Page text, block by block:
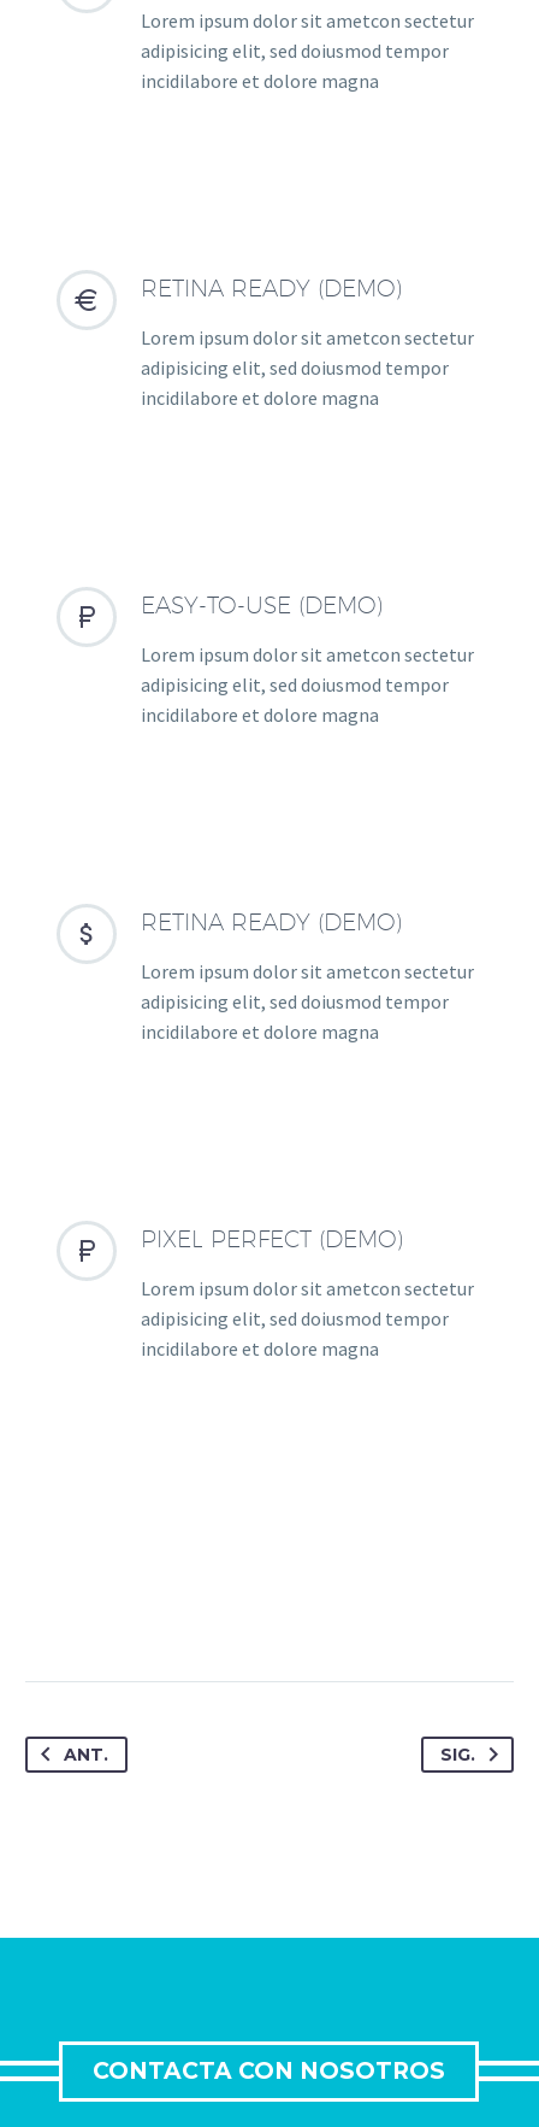
Lorem ipsum dolor sit ametcon sectetur
adipisicing elit, sed doiusmod tempor
incidilabore et dolore magna

 RETINA READY (DEMO)
Lorem ipsum dolor sit ametcon sectetur
adipisicing elit, sed doiusmod tempor
incidilabore et dolore magna

 EASY-TO-USE (DEMO)
Lorem ipsum dolor sit ametcon sectetur
adipisicing elit, sed doiusmod tempor
incidilabore et dolore magna

 RETINA READY (DEMO)
Lorem ipsum dolor sit ametcon sectetur
adipisicing elit, sed doiusmod tempor
incidilabore et dolore magna

 PIXEL PERFECT (DEMO)
Lorem ipsum dolor sit ametcon sectetur
adipisicing elit, sed doiusmod tempor
incidilabore et dolore magna
ANT. SIG.
CONTACTA CON NOSOTROS